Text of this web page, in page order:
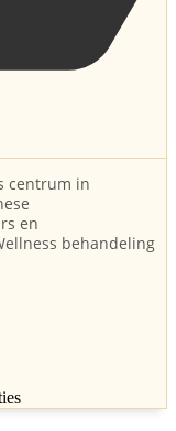
centrum in
en
behandeling